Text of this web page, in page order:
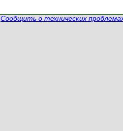
Сообщить о технических